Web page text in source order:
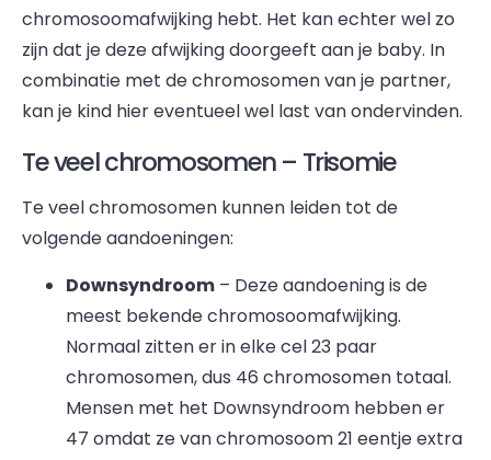
chromosoomafwijking hebt. Het kan echter wel zo
zijn dat je deze afwijking doorgeeft aan je baby. In
combinatie met de chromosomen van je partner,
kan je kind hier eventueel wel last van ondervinden.
Te veel chromosomen – Trisomie
Te veel chromosomen kunnen leiden tot de
volgende aandoeningen:
Downsyndroom – Deze aandoening is de
meest bekende chromosoomafwijking.
Normaal zitten er in elke cel 23 paar
chromosomen, dus 46 chromosomen totaal.
Mensen met het Downsyndroom hebben er
47 omdat ze van chromosoom 21 eentje extra